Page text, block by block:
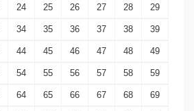
24 25 26 27 28 29
34 35 36 37 38 39
44 45 46 47 48 49
54 55 56 57 58 59
64 65 66 67 68 69